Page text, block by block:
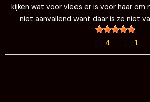
kijken wat voor vlees er is voor haar om
niet aanvallend want daar is ze niet
4 1